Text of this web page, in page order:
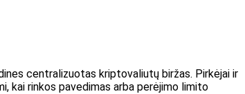
centralizuotas kriptovaliutų biržas. Pirkėjai ir
kai rinkos pavedimas arba perėjimo limito